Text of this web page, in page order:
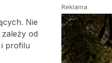
Nie
od
profilu
Reklama